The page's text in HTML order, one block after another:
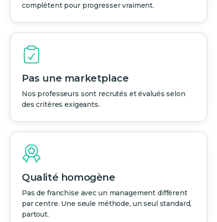
complètent pour progresser vraiment.
Pas une marketplace
Nos professeurs sont recrutés et évalués selon
des critères exigeants.
Qualité homogène
Pas de franchise avec un management différent
par centre. Une seule méthode, un seul standard,
partout.